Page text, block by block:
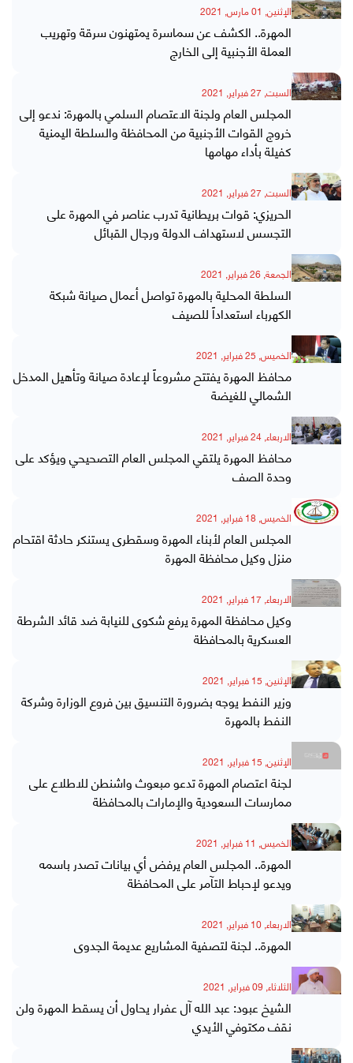
الإثنين, 01 مارس, 2021
المهرة.. الكشف عن سماسرة يمتهنون سرقة وتهريب
العملة الأجنبية إلى الخارج
السبت, 27 فبراير, 2021
المجلس العام ولجنة الاعتصام السلمي بالمهرة: ندعو إلى
خروج القوات الأجنبية من المحافظة والسلطة اليمنية
كفيلة بأداء مهامها
السبت, 27 فبراير, 2021
الحريزي: قوات بريطانية تدرب عناصر في المهرة على
التجسس لاستهداف الدولة ورجال القبائل
الجمعة, 26 فبراير, 2021
السلطة المحلية بالمهرة تواصل أعمال صيانة شبكة
الكهرباء استعداداً للصيف
الخميس, 25 فبراير, 2021
محافظ المهرة يفتتح مشروعاً لإعادة صيانة وتأهيل المدخل
الشمالي للغيضة
الاربعاء, 24 فبراير, 2021
محافظ المهرة يلتقي المجلس العام التصحيحي ويؤكد على
وحدة الصف
الخميس, 18 فبراير, 2021
المجلس العام لأبناء المهرة وسقطرى يستنكر حادثة اقتحام
منزل وكيل محافظة المهرة
الاربعاء, 17 فبراير, 2021
وكيل محافظة المهرة يرفع شكوى للنيابة ضد قائد الشرطة
العسكرية بالمحافظة
الإثنين, 15 فبراير, 2021
وزير النفط يوجه بضرورة التنسيق بين فروع الوزارة وشركة
النفط بالمهرة
الإثنين, 15 فبراير, 2021
لجنة اعتصام المهرة تدعو مبعوث واشنطن للاطلاع على
ممارسات السعودية والإمارات بالمحافظة
الخميس, 11 فبراير, 2021
المهرة.. المجلس العام يرفض أي بيانات تصدر باسمه
ويدعو لإحباط التآمر على المحافظة
الاربعاء, 10 فبراير, 2021
المهرة.. لجنة لتصفية المشاريع عديمة الجدوى
الثلاثاء, 09 فبراير, 2021
الشيخ عبود: عبد الله آل عفرار يحاول أن يسقط المهرة ولن
نقف مكتوفي الأيدي